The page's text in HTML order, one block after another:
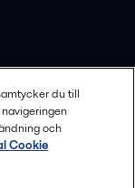
du till
och
Cookie